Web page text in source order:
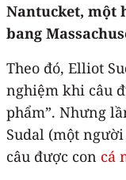
Nantucket, một
bang
Theo đó, Elliot
nghiệm khi câu
phẩm”. Nhưng
Sudal (một
câu được con cá